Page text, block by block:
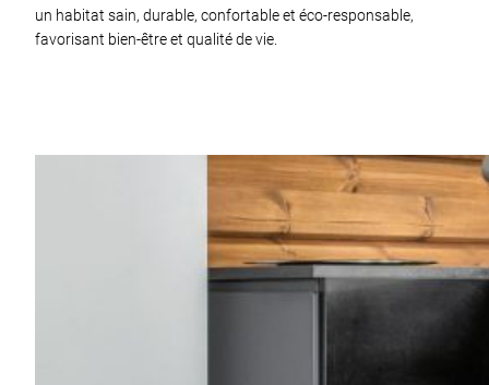
un habitat sain, durable, confortable et éco-responsable,
favorisant bien-être et qualité de vie.